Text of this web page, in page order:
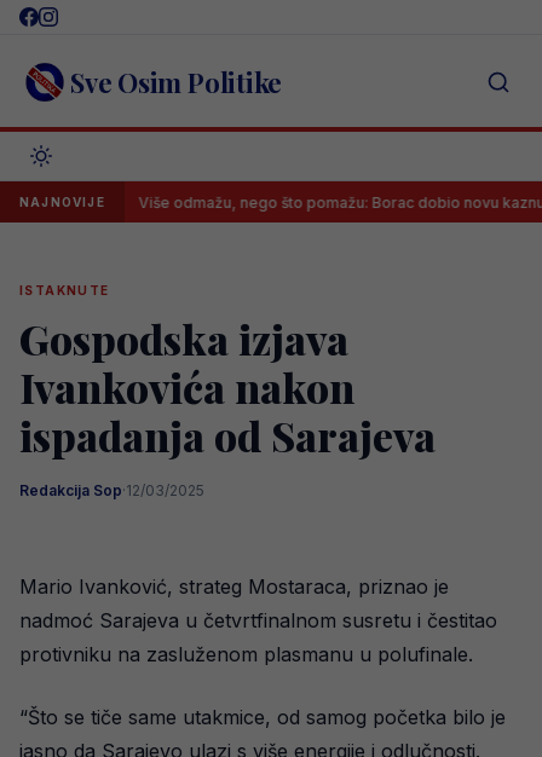
Skip
content Sve Osim Politike
NAJNOVIJEViše odmažu, nego što pomažu: Borac dobio novu kaznu zbog
ISTAKNUTE
Gospodska izjava
Ivankovića nakon
ispadanja od Sarajeva
Redakcija Sop·12/03/2025
Mario Ivanković, strateg Mostaraca, priznao je
nadmoć Sarajeva u četvrtfinalnom susretu i čestitao
protivniku na zasluženom plasmanu u polufinale.
“Što se tiče same utakmice, od samog početka bilo je
jasno da Sarajevo ulazi s više energije i odlučnosti.